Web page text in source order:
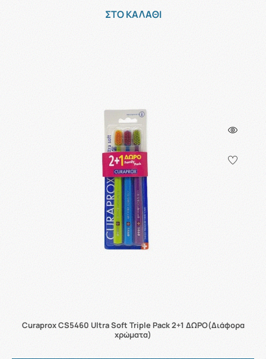
ΣΤΟ ΚΑΛΑΘΙ
Curaprox CS5460 Ultra Soft Triple Pack 2+1 ΔΩΡΟ(Διάφορα
χρώματα)